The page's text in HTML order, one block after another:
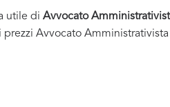
utile di Avvocato
Avvocato